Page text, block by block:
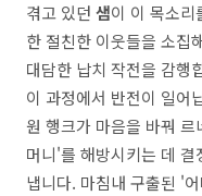
겪고 있던 샘이 이 목소리
한 절친한 이웃들을 소집
대담한 납치 작전을 감행
이 과정에서 반전이 일어
원 행크가 마음을 바꿔
머니'를 해방시키는 데
냅니다. 마침내 구출된 '